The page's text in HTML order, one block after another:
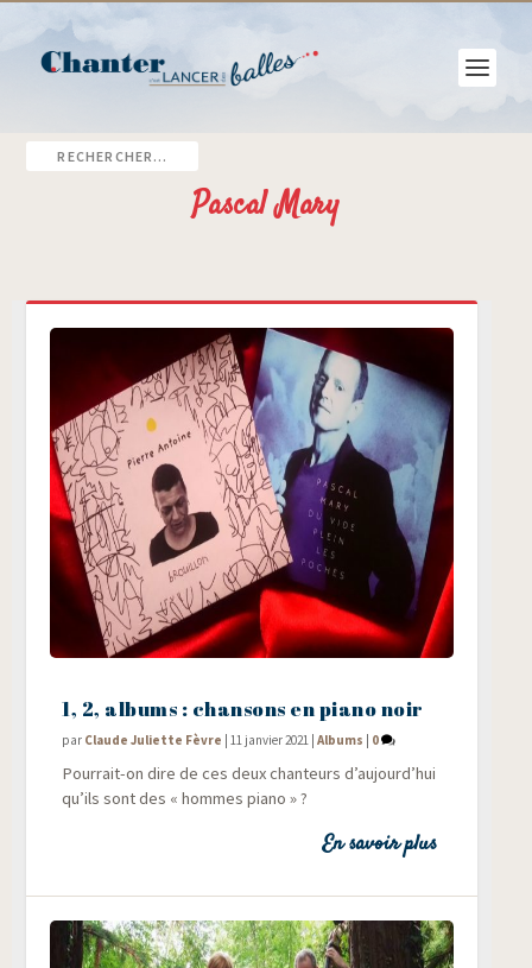
Pascal Mary
1, 2, albums : chansons en piano noir
par Claude Juliette Fèvre | 11 janvier 2021 |Albums | 0
Pour­rait-on dire de ces deux chan­teurs d’aujourd’hui
qu’ils sont des « hommes piano » ?
En savoir plus